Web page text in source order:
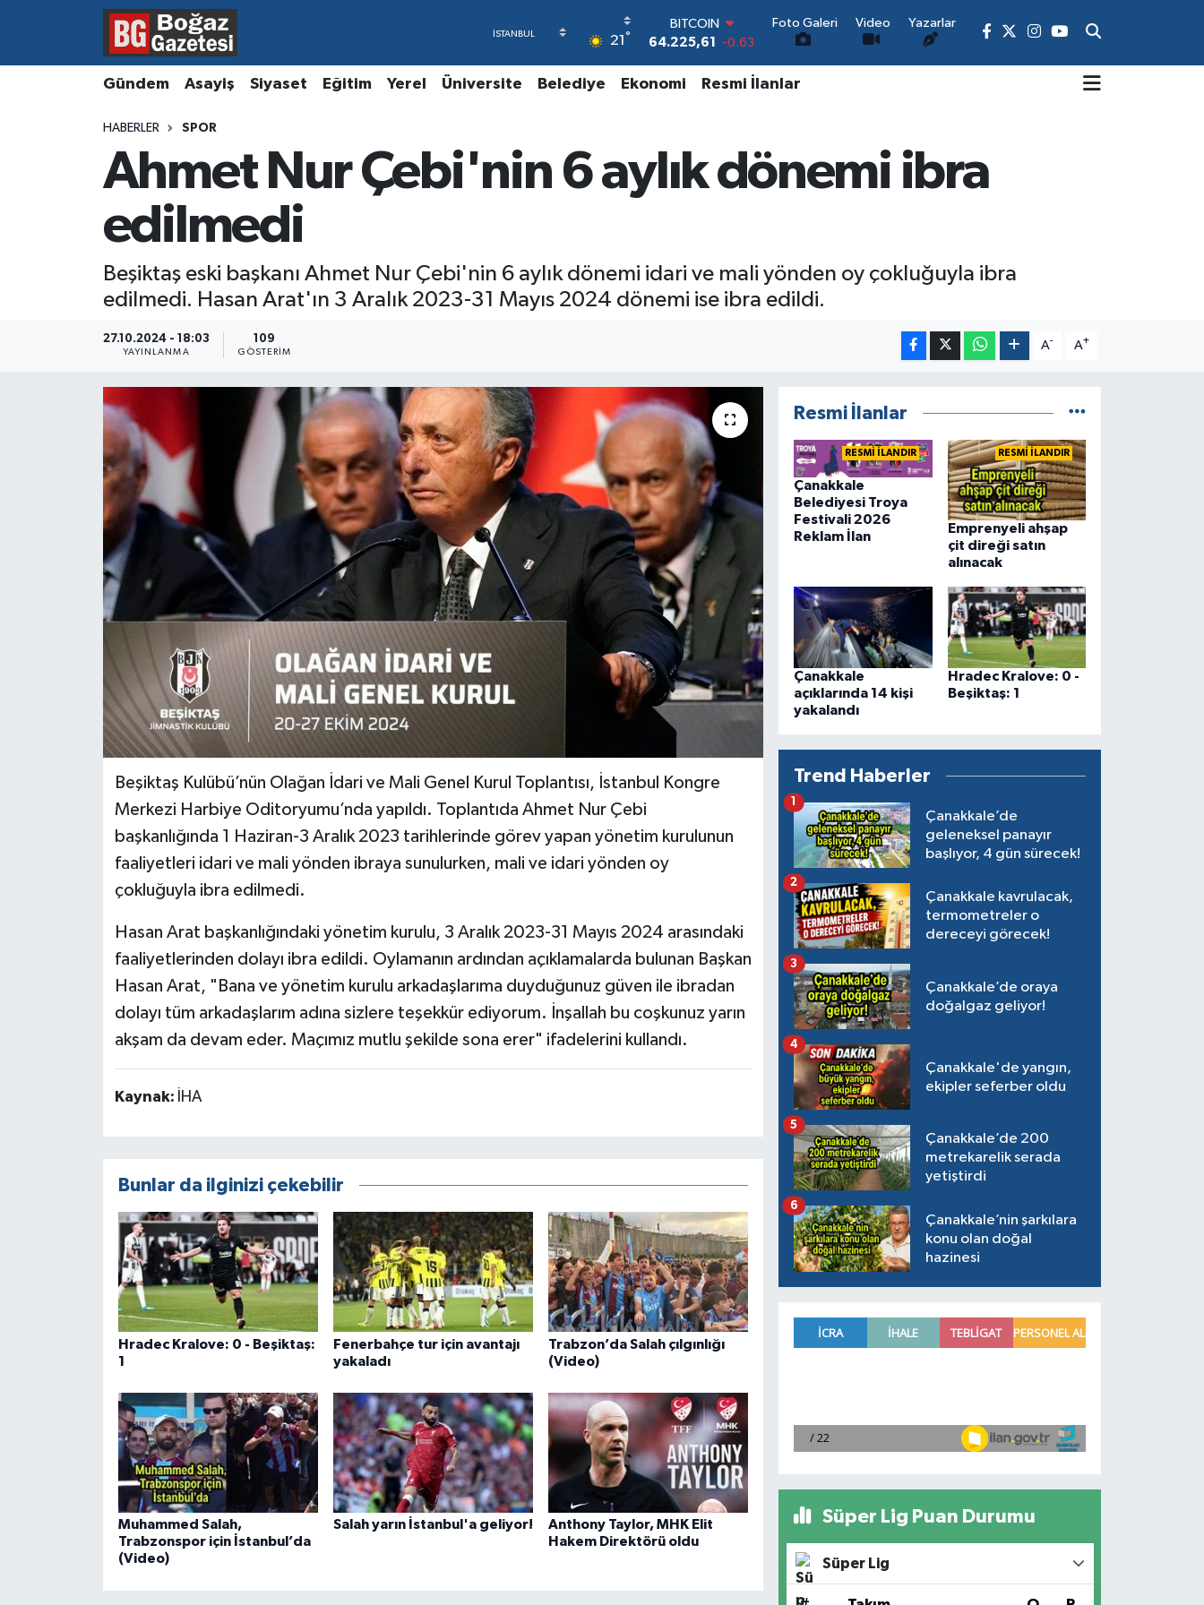
21 °
DOLAR
47,7143
0.16
55,0317 -0.02
6510.40
0.45
BİST100
70
Foto Galeri Video Yazarlar
Gündem Asayiş Siyaset Eğitim Yerel Üniversite Belediye Ekonomi Resmi İlanlar
HABERLER SPOR
Ahmet Nur Çebi'nin 6 aylık dönemi ibra
edilmedi
Beşiktaş eski başkanı Ahmet Nur Çebi'nin 6 aylık dönemi idari ve mali yönden oy çokluğuyla ibra
edilmedi. Hasan Arat'ın 3 Aralık 2023-31 Mayıs 2024 dönemi ise ibra edildi.
27.10.2024 - 18:03
YAYINLANMA
109
GÖSTERIM
A- A+
Beşiktaş Kulübü’nün Olağan İdari ve Mali Genel Kurul Toplantısı, İstanbul Kongre
Merkezi Harbiye Oditoryumu’nda yapıldı. Toplantıda Ahmet Nur Çebi
başkanlığında 1 Haziran-3 Aralık 2023 tarihlerinde görev yapan yönetim kurulunun
faaliyetleri idari ve mali yönden ibraya sunulurken, mali ve idari yönden oy
çokluğuyla ibra edilmedi.
Hasan Arat başkanlığındaki yönetim kurulu, 3 Aralık 2023-31 Mayıs 2024 arasındaki
faaliyetlerinden dolayı ibra edildi. Oylamanın ardından açıklamalarda bulunan Başkan
Hasan Arat, "Bana ve yönetim kurulu arkadaşlarıma duyduğunuz güven ile ibradan
dolayı tüm arkadaşlarım adına sizlere teşekkür ediyorum. İnşallah bu coşkunuz yarın
akşam da devam eder. Maçımız mutlu şekilde sona erer" ifadelerini kullandı.
Kaynak: İHA
Bunlar da ilginizi çekebilir
Hradec Kralove: 0 - Beşiktaş:
1
Fenerbahçe tur için avantajı
yakaladı
Trabzon’da Salah çılgınlığı
(Video)
Muhammed Salah,
Trabzonspor için İstanbul’da
(Video)
Salah yarın İstanbul'a geliyor!
Anthony Taylor, MHK Elit
Hakem Direktörü oldu
Resmi İlanlar
RESMİ İLANDIR
Çanakkale
Belediyesi Troya
Festivali 2026
Reklam İlan
RESMİ İLANDIR
Emprenyeli ahşap
çit direği satın
alınacak
Çanakkale
açıklarında 14 kişi
yakalandı
Hradec Kralove: 0 -
Beşiktaş: 1
Trend Haberler
Çanakkale’de
geleneksel panayır
başlıyor, 4 gün sürecek!
1
Çanakkale kavrulacak,
termometreler o
dereceyi görecek!
2
Çanakkale’de oraya
doğalgaz geliyor!
3
Çanakkale'de yangın,
ekipler seferber oldu
4
Çanakkale’de 200
metrekarelik serada
yetiştirdi
5
Çanakkale’nin şarkılara
konu olan doğal
hazinesi
6
Süper Lig Puan Durumu
Süper Lig
Asayiş
Ekonomi
Magazin
Resmi İlanlar
Hava Durumu
Süper Lig Puan Durumu ve Fikstür
Tüm Manşetler
Haber Arşivi